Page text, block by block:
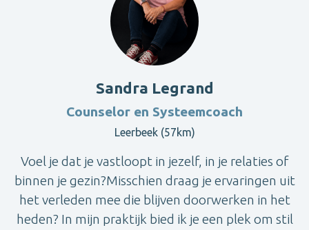
Sandra Legrand
Counselor en Systeemcoach
Leerbeek (57km)
Voel je dat je vastloopt in jezelf, in je relaties of
binnen je gezin?Misschien draag je ervaringen uit
het verleden mee die blijven doorwerken in het
heden? In mijn praktijk bied ik je een plek om stil